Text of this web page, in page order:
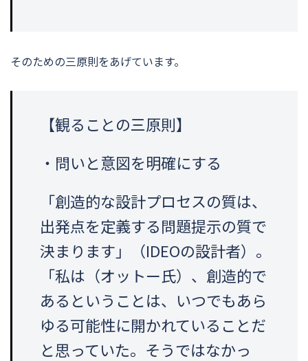
そのための三原則をあげています。
【観ることの三原則】
・問いと意図を明確にする
「創造的な設計プロセスの質は、
出発点を定義する問題提示の質で
決まります」（IDEOの設計者）。
「私は（オットー氏）、創造的で
あるということは、いつでもあら
ゆる可能性に開かれていることだ
と思っていた。そうではなかっ